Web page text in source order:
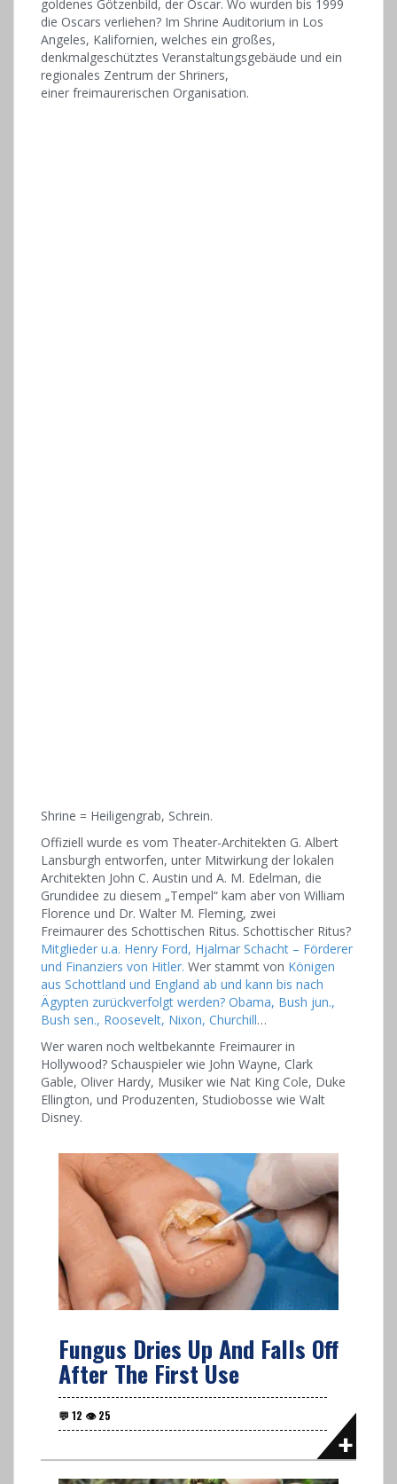
goldenes Götzenbild, der Oscar. Wo wurden bis 1999
die Oscars verliehen? Im Shrine Auditorium in Los
Angeles, Kalifornien, welches ein großes,
denkmalgeschütztes Veranstaltungsgebäude und ein
regionales Zentrum der Shriners,
einer freimaurerischen Organisation.
Shrine = Heiligengrab, Schrein.
Offiziell wurde es vom Theater-Architekten G. Albert
Lansburgh entworfen, unter Mitwirkung der lokalen
Architekten John C. Austin und A. M. Edelman, die
Grundidee zu diesem „Tempel“ kam aber von William
Florence und Dr. Walter M. Fleming, zwei
Freimaurer des Schottischen Ritus. Schottischer Ritus?
Mitglieder u.a. Henry Ford, Hjalmar Schacht – Förderer
und Finanziers von Hitler. Wer stammt von Königen
aus Schottland und England ab und kann bis nach
Ägypten zurückverfolgt werden? Obama, Bush jun.,
Bush sen., Roosevelt, Nixon, Churchill…
Wer waren noch weltbekannte Freimaurer in
Hollywood? Schauspieler wie John Wayne, Clark
Gable, Oliver Hardy, Musiker wie Nat King Cole, Duke
Ellington, und Produzenten, Studiobosse wie Walt
Disney.
Fungus Dries Up And Falls Off
After The First Use